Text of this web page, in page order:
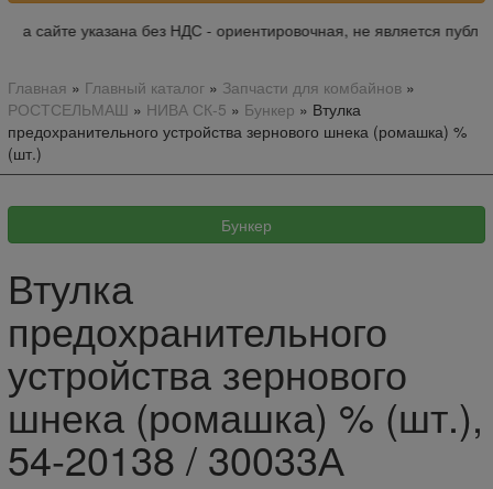
сайте указана без НДС - ориентировочная, не является
Главная » Главный каталог» Запчасти для комбайнов»
РОСТСЕЛЬМАШ » НИВА СК-5 » Бункер » Втулка
предохранительного устройства зернового шнека (ромашка) %
(шт.)
Втулка
предохранительного
устройства зернового
шнека (ромашка) % (шт.),
54-20138 / 30033А